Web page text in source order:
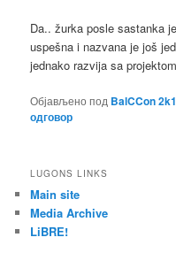
Da.. žurka posle sastanka
uspešna i nazvana je još
jednako razvija sa
Објављено под BalCCon
одговор
LUGONS LINKS
Main site
Media Archive
LiBRE!